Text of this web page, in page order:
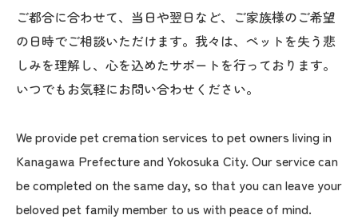
ご都合に合わせて、当日や翌日など、ご家族様のご希望
の日時でご相談いただけます。我々は、ペットを失う悲
しみを理解し、心を込めたサポートを行っております。
いつでもお気軽にお問い合わせください。
We provide pet cremation services to pet owners living in
Kanagawa Prefecture and Yokosuka City. Our service can
be completed on the same day, so that you can leave your
beloved pet family member to us with peace of mind.